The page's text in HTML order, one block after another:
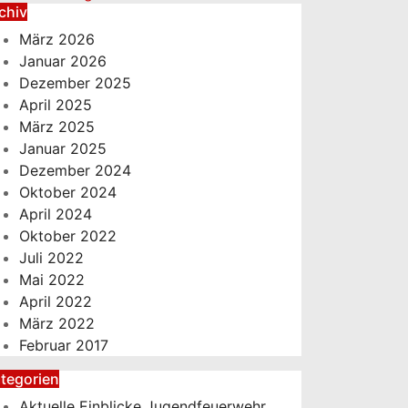
März 2026
Januar 2026
Dezember 2025
April 2025
März 2025
Januar 2025
Dezember 2024
Oktober 2024
April 2024
Oktober 2022
Juli 2022
Mai 2022
April 2022
März 2022
Februar 2017